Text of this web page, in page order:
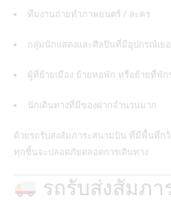
ทีมงานถ่ายทำภาพยนตร์ / ละคร
กลุ่มนักแสดงและศิลปินที่มีอุปกรณ์เย
ผู้ที่ย้ายเมือง ย้ายหอพัก หรือย้ายที่พัก
นักเดินทางที่มีของฝากจำนวนมาก
ด้วยรถรับส่งสัมภาระสนามบิน ที่มีพื้นที่กว้
ทุกชิ้นจะปลอดภัยตลอดการเดินทาง
รถรับส่งสัมภ